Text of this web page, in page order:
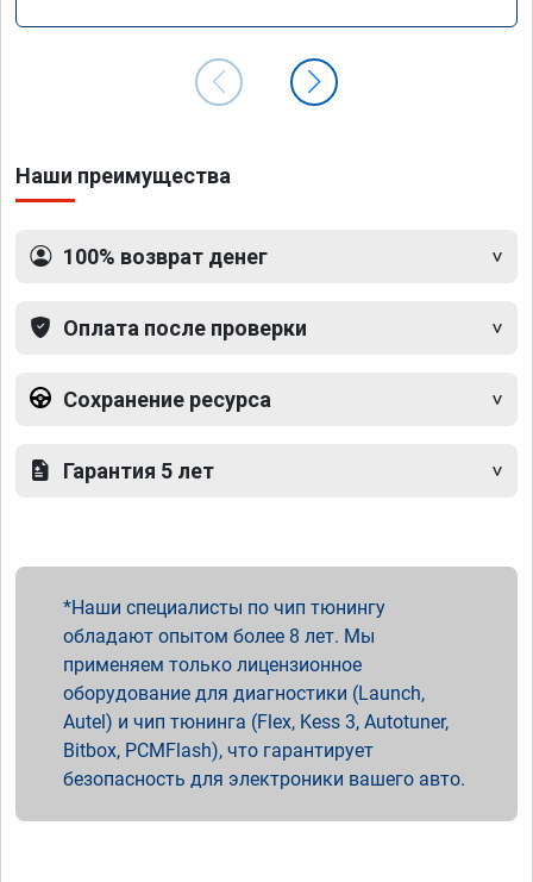
Наши преимущества
100% возврат денег
Оплата после проверки
Сохранение ресурса
Гарантия 5 лет
Наши специалисты по чип тюнингу
обладают опытом более 8 лет. Мы
применяем только лицензионное
оборудование для диагностики (Launch,
Autel) и чип тюнинга (Flex, Kess 3, Autotuner,
Bitbox, PCMFlash), что гарантирует
безопасность для электроники вашего авто.